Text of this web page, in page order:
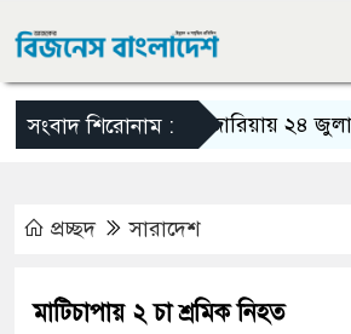
সংবাদ শিরোনাম :গজারিয়ায় ২৪
প্রচ্ছদ সারাদেশ
মাটিচাপায় ২ চা শ্রমিক নিহত